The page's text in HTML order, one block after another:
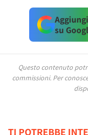
su
Questo contenuto
commissioni. Per
TI POTREBBE